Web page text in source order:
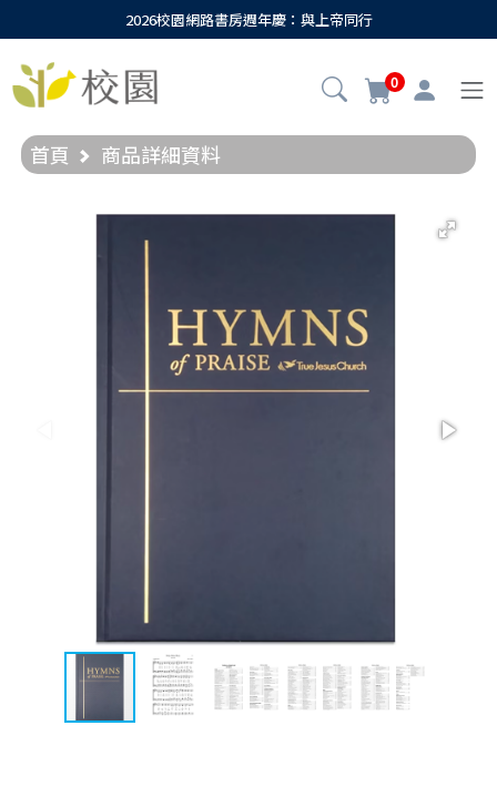
2026校園網路書房週年慶：與上帝同行
0
首頁 商品詳細資料